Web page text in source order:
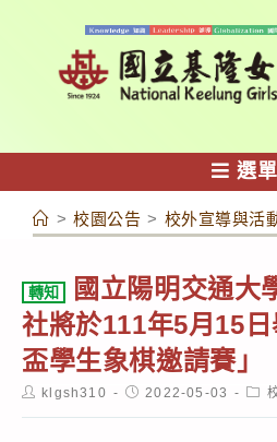
容
選單
> 校園公告 > 校外宣導與活
轉知
國立陽明交通大
社將於111年5月15
盃學生象棋邀請賽」
Postklgsh310
Post2022-05-03
Post